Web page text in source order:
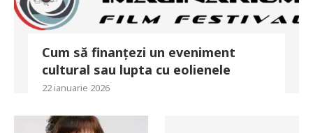
Cum să finanțezi un eveniment
cultural sau lupta cu eolienele
22 ianuarie 2026